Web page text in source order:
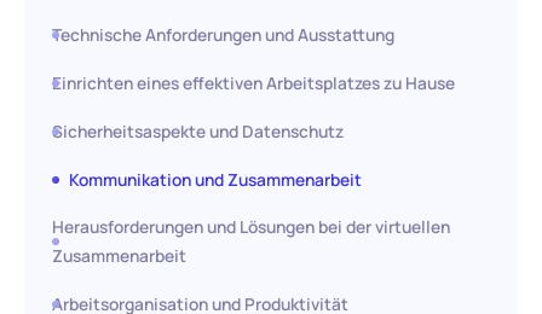
Technische Anforderungen und Ausstattung
Einrichten eines effektiven Arbeitsplatzes zu Hause
Sicherheitsaspekte und Datenschutz
Kommunikation und Zusammenarbeit
Herausforderungen und Lösungen bei der virtuellen
Zusammenarbeit
Arbeitsorganisation und Produktivität